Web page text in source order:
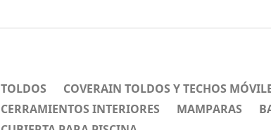
TOLDOS COVERAIN TOLDOS Y TECHOS
CERRAMIENTOS INTERIORES
MAMPARAS